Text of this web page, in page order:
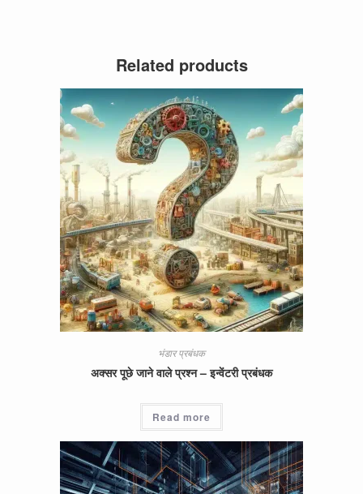
Related products
भंडार प्रबंधक
अक्सर पूछे जाने वाले प्रश्न – इन्वेंटरी प्रबंधक
Read more